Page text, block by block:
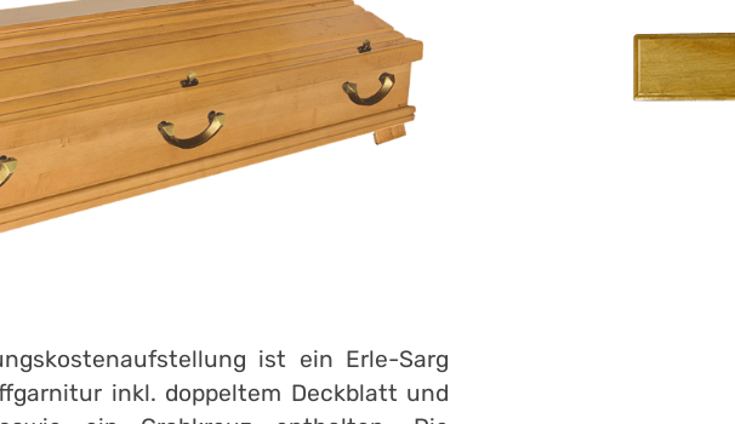
ist ein Erle-Sarg
inkl. doppeltem Deckblatt und